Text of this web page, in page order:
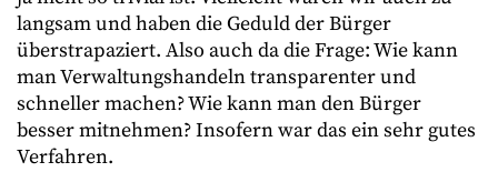
langsam und haben die Geduld der Bürger
überstrapaziert. Also auch da die Frage: Wie kann
man Verwaltungshandeln transparenter und
schneller machen? Wie kann man den Bürger
besser mitnehmen? Insofern war das ein sehr gutes
Verfahren.